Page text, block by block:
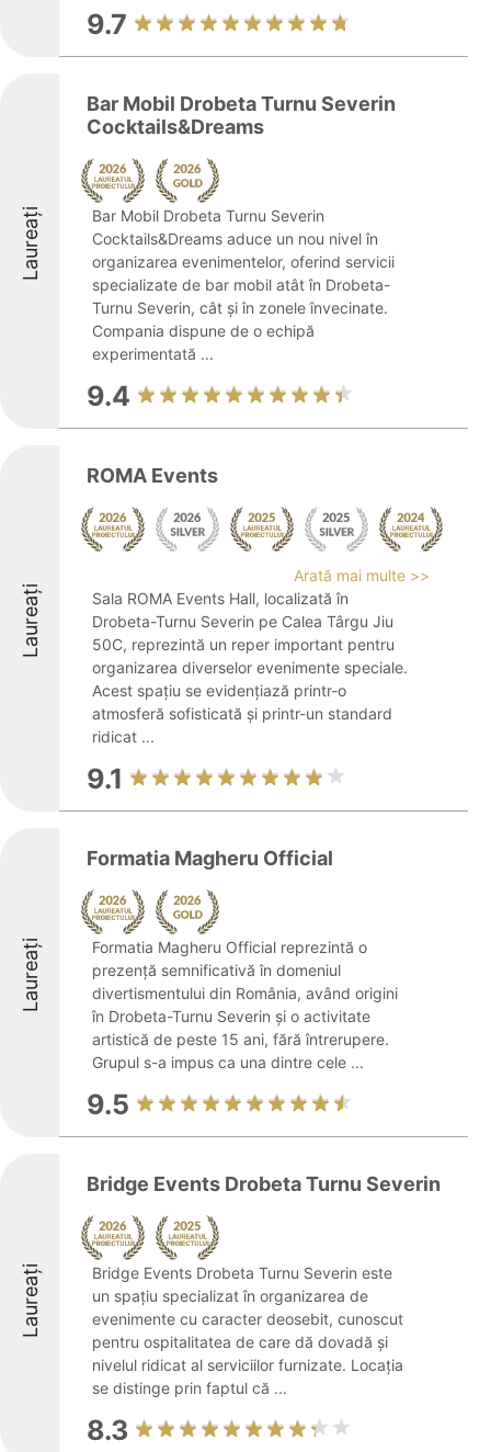
9.7
Laureați
Bar Mobil Drobeta Turnu Severin
Cocktails&Dreams
Bar Mobil Drobeta Turnu Severin
Cocktails&Dreams aduce un nou nivel în
organizarea evenimentelor, oferind servicii
specializate de bar mobil atât în Drobeta-
Turnu Severin, cât și în zonele învecinate.
Compania dispune de o echipă
experimentată ...
9.4
Laureați
ROMA Events
Arată mai multe >>
Sala ROMA Events Hall, localizată în
Drobeta-Turnu Severin pe Calea Târgu Jiu
50C, reprezintă un reper important pentru
organizarea diverselor evenimente speciale.
Acest spațiu se evidențiază printr-o
atmosferă sofisticată și printr-un standard
ridicat ...
9.1
Laureați
Formatia Magheru Official
Formatia Magheru Official reprezintă o
prezență semnificativă în domeniul
divertismentului din România, având origini
în Drobeta-Turnu Severin și o activitate
artistică de peste 15 ani, fără întrerupere.
Grupul s-a impus ca una dintre cele ...
9.5
Laureați
Bridge Events Drobeta Turnu Severin
Bridge Events Drobeta Turnu Severin este
un spațiu specializat în organizarea de
evenimente cu caracter deosebit, cunoscut
pentru ospitalitatea de care dă dovadă și
nivelul ridicat al serviciilor furnizate. Locația
se distinge prin faptul că ...
8.3